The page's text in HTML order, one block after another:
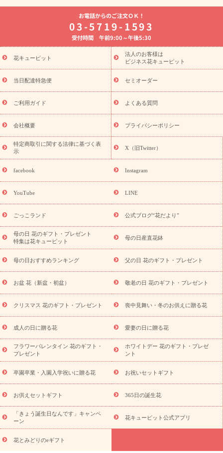
よく贈られる花
お祝いの花特集
誕生日フラワーギフト特集
8月の誕生花(トルコキキョウ)
開店・開業祝い
お供え・お悔やみ お供え・お悔やみの花
通夜・葬儀に贈る花 胡蝶蘭・花鉢
ーブドフラワー
季節のイベント
ひまわり ギフト・プレゼント
特集
お盆 花（新盆・初盆） 季節のイベント
お盆 花（新
盆・初盆）
お盆 花（新盆・初盆）
お盆・お供え 花とセットギ
フト
お盆・お供え プリザーブドフラワー
ひまわり ギフト・プ
レゼント特集
夏の花贈り・お中元・暑中見舞い 花のギフト特集
敬老の日におくる花ギフト・プレゼント特集
花ギフト・プレゼント特集
敬老の日 花のおすすめランキング
敬
老の日 花鉢植えのギフト・プレゼント特集
敬老の日 花とセットギ
フト・プレゼント特集
敬老の日の花 全てのギフト一覧
キャン
ペーン
「きょう誕生日なんです」キャンペーン
探す
誕生日フラワーギフト 誕生日フラワーギフト特集
誕生
日フラワーギフト商品一覧
ユリ トルコキキョウ
誕生花(トルコキキョウ)
9月の誕生花(リンドウ)
誕生日セット
ギフト
「きょう誕生日なんです」キャンペーン
用途から探す お祝いの花特集 当日配達特急便
お祝い商品
一覧
お祝い 新築・引っ越し祝い
結婚記念日
結婚祝い 出産祝い 退院祝い・快気祝い
還暦
祝い・長寿祝い
プチギフト ペットのお祝いフラワー
元・暑中見舞い
敬老の日
お供え
お供え・お悔やみ商品一覧 お供え・お悔やみの花
十九日法要以降に贈る花
通夜・葬儀に贈る花
お供え お花とセッ
お盆（新盆・初盆）
お祝い返し お見舞い
お取り
プリザーブドフラワー
スタイルから探す
アレンジメント
蘭・花鉢
ミディ胡蝶蘭・お祝い ミディ胡蝶蘭・お供え
の青色胡蝶蘭
観葉植物 観葉植物 産直多肉植物
プリザーブ
ドフラワー
お祝い お供え・お悔やみ 花とセットギフト
ミオーダー
プチギフト（hanamore -ハナモア-）
花とみどりの
eギフト
花キューピットのeGfit カラー ピンク
レンジ
レッド お花の種類 バラ ユリ トルコキキョウ
予
算から探す
お祝い お祝い・3000円～ お祝い・
お祝い・5000円～ お祝い・7000円～ お祝い・10000円～
お供え・お悔やみ
お供え・お悔やみ・3000円～
お供え・お
悔やみ・5000円～ お供え・お悔やみ・7000円～
お供え・お悔
やみ・10000円～
365日の誕生花カレンダー 開店・開業祝
お電話からのご注文ＯＫ！
03-5719-1593
受付時間 午前9:00～午後5:30
花キューピット
法人のお客様は
ビジネス花キューピット
当日配達特急便 セミオーダー
ご利用ガイド よくある質問
会社概要 プライバシーポリシー
特定商取引に関する法律に基づく表
示
X（旧Twitter）
facebook Instagram
YouTube LINE
ごっこランド 公式ブログ“花だより”
母の日 花のギフト・プレゼント
特集は花キューピット
母の日産直花鉢
母の日おすすめランキング 父の日 花のギフト・プレゼント
お盆 花（新盆・初盆） 敬老の日 花のギフト・プレゼント
クリスマス 花のギフト・プレゼント 喪中見舞い・冬のお供えに贈る花
成人の日に贈る花 愛妻の日に贈る花
フラワーバレンタイン 花のギフト・
プレゼント
ホワイトデー 花のギフト・プレゼ
ント
卒園卒業・入園入学祝いに贈る花 お祝いセットギフト
お供えセットギフト 365日の誕生花
「きょう誕生日なんです」キャンペ
ーン
花キューピット公式アプリ
花とみどりのeギフト